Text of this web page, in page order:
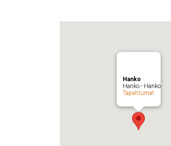
Hanko
Hanko - Hanko
Tapahtumat